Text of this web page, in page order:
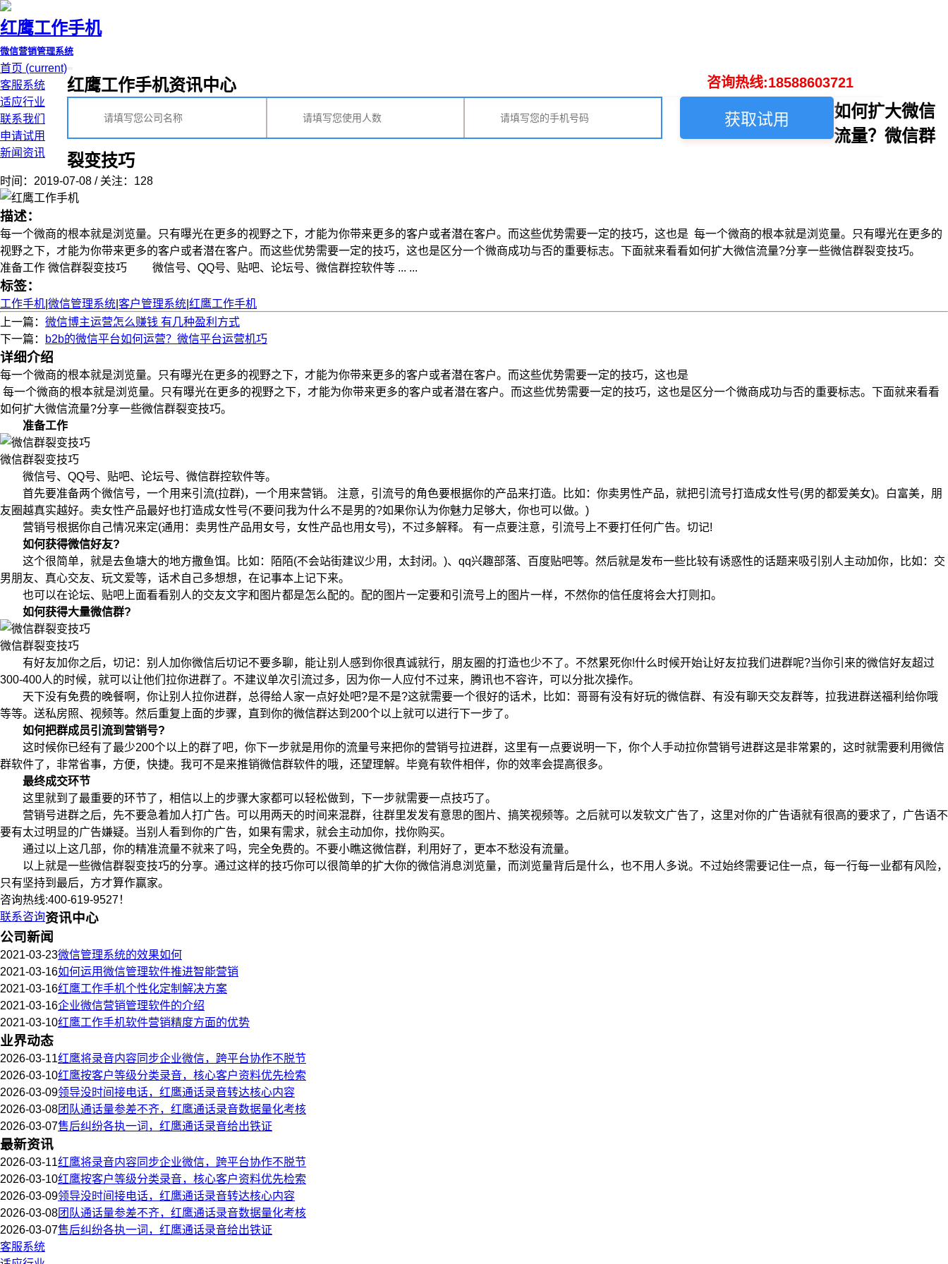
红鹰工作手机
微信营销管理系统
首页 (current)
客服系统
适应行业
联系我们
申请试用
新闻资讯
咨询热线:18588603721
红鹰工作手机资讯中心
获取试用
如何扩大微信
流量？微信群
裂变技巧
时间：2019-07-08 / 关注：128
描述：
每一个微商的根本就是浏览量。只有曝光在更多的视野之下，才能为你带来更多的客户或者潜在客户。而这些优势需要一定的技巧，这也是 每一个微商的根本就是浏览量。只有曝光在更多的
视野之下，才能为你带来更多的客户或者潜在客户。而这些优势需要一定的技巧，这也是区分一个微商成功与否的重要标志。下面就来看看如何扩大微信流量?分享一些微信群裂变技巧。
准备工作 微信群裂变技巧 微信号、QQ号、贴吧、论坛号、微信群控软件等 ... ...
标签：
工作手机 微信管理系统 客户管理系统 红鹰工作手机
上一篇： 微信博主运营怎么赚钱 有几种盈利方式
下一篇：
b2b的微信平台如何运营？微信平台运营机巧
详细介绍
每一个微商的根本就是浏览量。只有曝光在更多的视野之下，才能为你带来更多的客户或者潜在客户。而这些优势需要一定的技巧，这也是
每一个微商的根本就是浏览量。只有曝光在更多的视野之下，才能为你带来更多的客户或者潜在客户。而这些优势需要一定的技巧，这也是区分一个微商成功与否的重要标志。下面就来看看
如何扩大微信流量?分享一些微信群裂变技巧。
准备工作
微信群裂变技巧
微信号、QQ号、贴吧、论坛号、微信群控软件等。
首先要准备两个微信号，一个用来引流(拉群)，一个用来营销。 注意，引流号的角色要根据你的产品来打造。比如：你卖男性产品，就把引流号打造成女性号(男的都爱美女)。白富美，朋
友圈越真实越好。卖女性产品最好也打造成女性号(不要问我为什么不是男的?如果你认为你魅力足够大，你也可以做。)
营销号根据你自己情况来定(通用：卖男性产品用女号，女性产品也用女号)，不过多解释。 有一点要注意，引流号上不要打任何广告。切记!
如何获得微信好友?
这个很简单，就是去鱼塘大的地方撒鱼饵。比如：陌陌(不会站街建议少用，太封闭。)、qq兴趣部落、百度贴吧等。然后就是发布一些比较有诱惑性的话题来吸引别人主动加你，比如：交
男朋友、真心交友、玩文爱等，话术自己多想想，在记事本上记下来。
也可以在论坛、贴吧上面看看别人的交友文字和图片都是怎么配的。配的图片一定要和引流号上的图片一样，不然你的信任度将会大打则扣。
如何获得大量微信群?
微信群裂变技巧
有好友加你之后，切记：别人加你微信后切记不要多聊，能让别人感到你很真诚就行，朋友圈的打造也少不了。不然累死你!什么时候开始让好友拉我们进群呢?当你引来的微信好友超过
300-400人的时候，就可以让他们拉你进群了。不建议单次引流过多，因为你一人应付不过来，腾讯也不容许，可以分批次操作。
天下没有免费的晚餐啊，你让别人拉你进群，总得给人家一点好处吧?是不是?这就需要一个很好的话术，比如：哥哥有没有好玩的微信群、有没有聊天交友群等，拉我进群送福利给你哦
等等。送私房照、视频等。然后重复上面的步骤，直到你的微信群达到200个以上就可以进行下一步了。
如何把群成员引流到营销号?
这时候你已经有了最少200个以上的群了吧，你下一步就是用你的流量号来把你的营销号拉进群，这里有一点要说明一下，你个人手动拉你营销号进群这是非常累的，这时就需要利用微信
群软件了，非常省事，方便，快捷。我可不是来推销微信群软件的哦，还望理解。毕竟有软件相伴，你的效率会提高很多。
最终成交环节
这里就到了最重要的环节了，相信以上的步骤大家都可以轻松做到，下一步就需要一点技巧了。
营销号进群之后，先不要急着加人打广告。可以用两天的时间来混群，往群里发发有意思的图片、搞笑视频等。之后就可以发软文广告了，这里对你的广告语就有很高的要求了，广告语不
要有太过明显的广告嫌疑。当别人看到你的广告，如果有需求，就会主动加你，找你购买。
通过以上这几部，你的精准流量不就来了吗，完全免费的。不要小瞧这微信群，利用好了，更本不愁没有流量。
以上就是一些微信群裂变技巧的分享。通过这样的技巧你可以很简单的扩大你的微信消息浏览量，而浏览量背后是什么，也不用人多说。不过始终需要记住一点，每一行每一业都有风险，
只有坚持到最后，方才算作赢家。
咨询热线:400-619-9527！
联系咨询资讯中心
公司新闻
2021-03-23微信管理系统的效果如何
2021-03-16如何运用微信管理软件推进智能营销
2021-03-16红鹰工作手机个性化定制解决方案
2021-03-16企业微信营销管理软件的介绍
2021-03-10红鹰工作手机软件营销精度方面的优势
业界动态
2026-03-11红鹰将录音内容同步企业微信，跨平台协作不脱节
2026-03-10红鹰按客户等级分类录音，核心客户资料优先检索
2026-03-09领导没时间接电话，红鹰通话录音转达核心内容
2026-03-08团队通话量参差不齐，红鹰通话录音数据量化考核
2026-03-07售后纠纷各执一词，红鹰通话录音给出铁证
最新资讯
2026-03-11红鹰将录音内容同步企业微信，跨平台协作不脱节
2026-03-10红鹰按客户等级分类录音，核心客户资料优先检索
2026-03-09领导没时间接电话，红鹰通话录音转达核心内容
2026-03-08团队通话量参差不齐，红鹰通话录音数据量化考核
2026-03-07售后纠纷各执一词，红鹰通话录音给出铁证
客服系统